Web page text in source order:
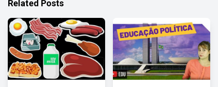
Related Posts